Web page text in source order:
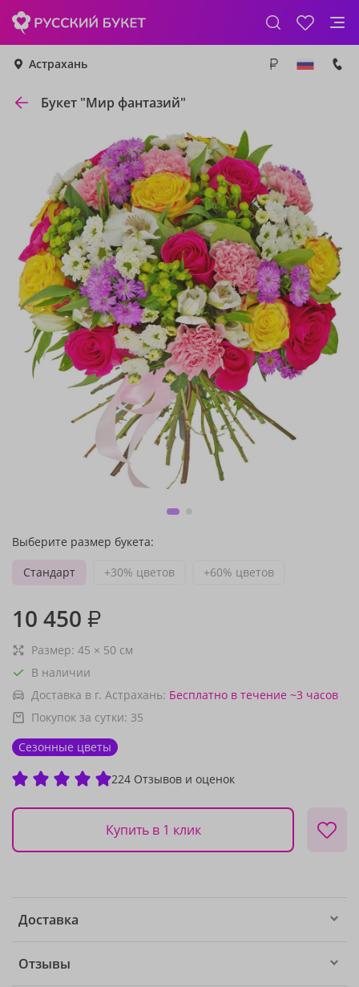
Астрахань
Букет "Мир фантазий"
Выберите размер букета:
Стандарт
+30% цветов +60% цветов
10 450 ₽
Размер: 45 × 50 см
В наличии
Доставка в г. Астрахань: Бесплатно в течение ~3 часов
Покупок за сутки: 35
Сезонные цветы
224 Отзывов и оценок
Купить в 1 клик
Доставка
Отзывы